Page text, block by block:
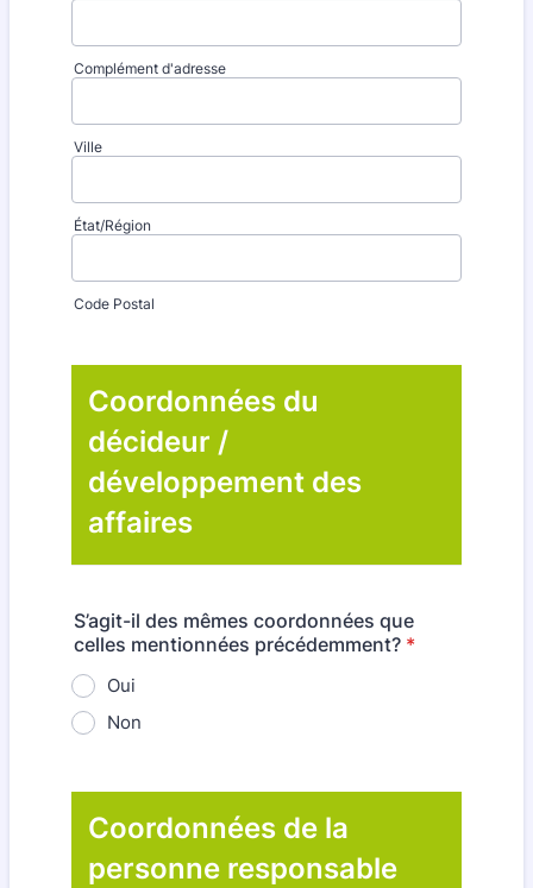
Complément d'adresse
Ville
État/Région
Code Postal
Coordonnées du
décideur /
développement des
affaires
S’agit-il des mêmes coordonnées que
celles mentionnées précédemment? *
Oui
Non
Coordonnées de la
personne responsable